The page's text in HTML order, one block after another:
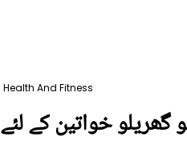
Health And Fitness
ڈاکٹر کی بتائی ہوئی 8 نشانیاں جو گھریلو خواتین کے لئے